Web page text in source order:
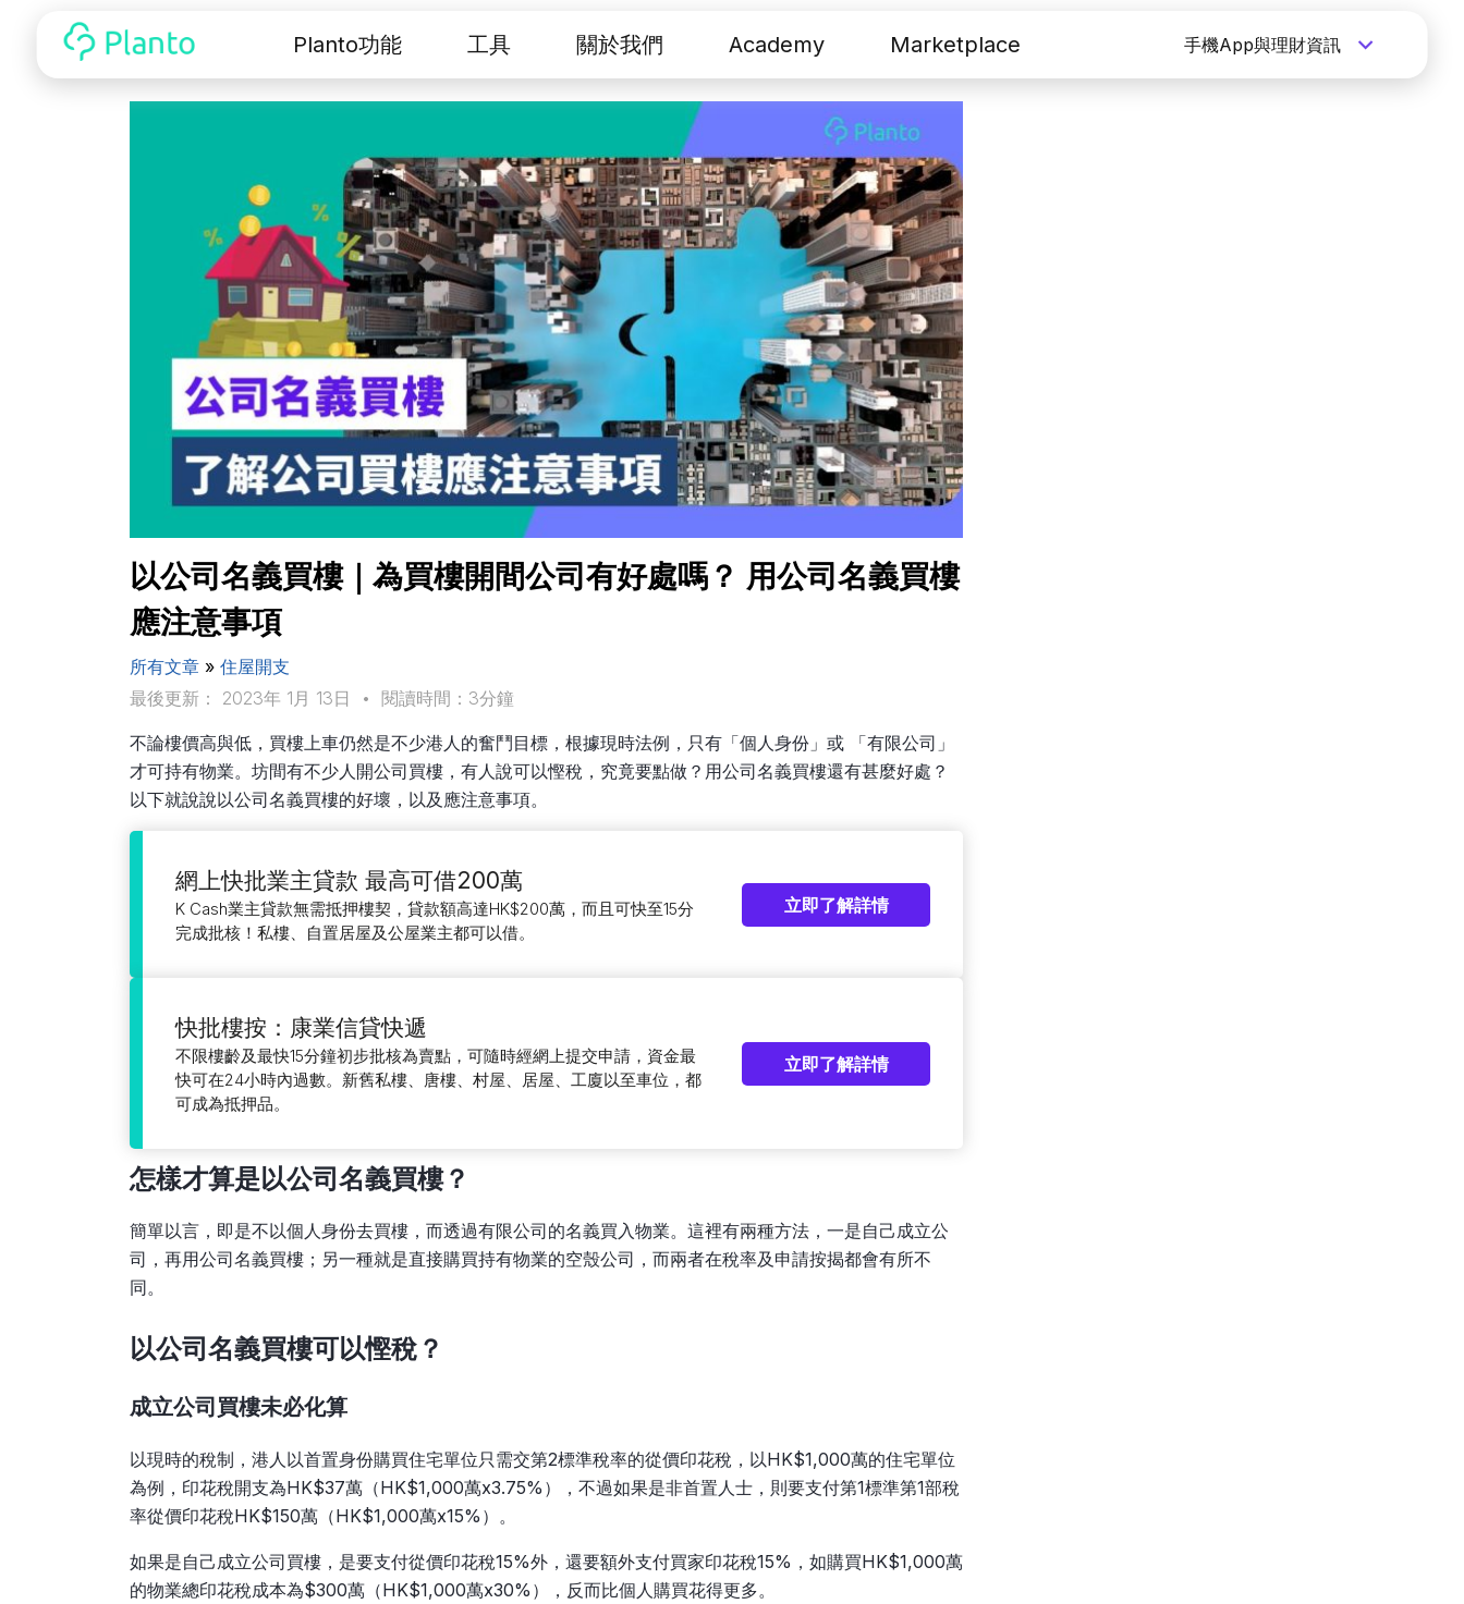
Planto功能 工具 關於我們 Academy Marketplace 手機App與理財資訊
以公司名義買樓｜為買樓開間公司有好處嗎？ 用公司名義買樓
應注意事項
所有文章» 住屋開支
最後更新： 2023年 1月 13日
• 閱讀時間：3分鐘
不論樓價高與低，買樓上車仍然是不少港人的奮鬥目標，根據現時法例，只有「個人身份」或 「有限公司」
才可持有物業。坊間有不少人開公司買樓，有人說可以慳稅，究竟要點做？用公司名義買樓還有甚麼好處？
以下就說說以公司名義買樓的好壞，以及應注意事項。
網上快批業主貸款 最高可借200萬
K Cash業主貸款無需抵押樓契，貸款額高達HK$200萬，而且可快至15分
完成批核！私樓、自置居屋及公屋業主都可以借。
立即了解詳情
快批樓按：康業信貸快遞
不限樓齡及最快15分鐘初步批核為賣點，可隨時經網上提交申請，資金最
快可在24小時內過數。新舊私樓、唐樓、村屋、居屋、工廈以至車位，都
可成為抵押品。
立即了解詳情
怎樣才算是以公司名義買樓？
簡單以言，即是不以個人身份去買樓，而透過有限公司的名義買入物業。這裡有兩種方法，一是自己成立公
司，再用公司名義買樓；另一種就是直接購買持有物業的空殼公司，而兩者在稅率及申請按揭都會有所不
同。
以公司名義買樓可以慳稅？
成立公司買樓未必化算
以現時的稅制，港人以首置身份購買住宅單位只需交第2標準稅率的從價印花稅，以HK$1,000萬的住宅單位
為例，印花稅開支為HK$37萬（HK$1,000萬x3.75%），不過如果是非首置人士，則要支付第1標準第1部稅
率從價印花稅HK$150萬（HK$1,000萬x15%）。
如果是自己成立公司買樓，是要支付從價印花稅15%外，還要額外支付買家印花稅15%，如購買HK$1,000萬
的物業總印花稅成本為$300萬（HK$1,000萬x30%），反而比個人購買花得更多。